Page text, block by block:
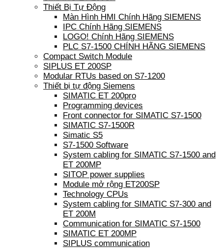
Thiết Bị Tự Động
Màn Hình HMI Chính Hãng SIEMENS
IPC Chính Hãng SIEMENS
LOGO! Chính Hãng SIEMENS
PLC S7-1500 CHÍNH HÃNG SIEMENS
Compact Switch Module
SIPLUS ET 200SP
Modular RTUs based on S7-1200
Thiết bị tự động Siemens
SIMATIC ET 200pro
Programming devices
Front connector for SIMATIC S7-1500
SIMATIC S7-1500R
Simatic S5
S7-1500 Software
System cabling for SIMATIC S7-1500 and
ET 200MP
SITOP power supplies
Module mở rộng ET200SP
Technology CPUs
System cabling for SIMATIC S7-300 and
ET 200M
Communication for SIMATIC S7-1500
SIMATIC ET 200MP
SIPLUS communication